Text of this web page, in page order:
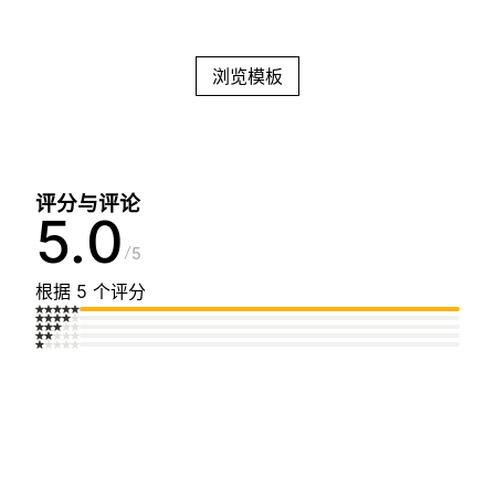
浏览模板
评分与评论
5.0 5
根据 5 个评分